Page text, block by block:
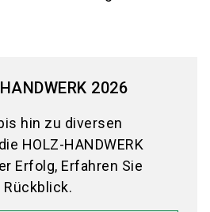
2026
hin zu diversen
HOLZ-HANDWERK
Erfolg, Erfahren Sie